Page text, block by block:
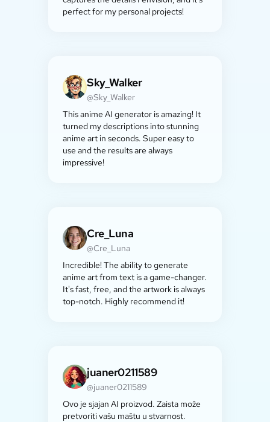
perfect for my personal projects!
Sky_Walker
@Sky_Walker
This anime AI generator is amazing! It
turned my descriptions into stunning
anime art in seconds. Super easy to
use and the results are always
impressive!
Cre_Luna
@Cre_Luna
Incredible! The ability to generate
anime art from text is a game-changer.
It's fast, free, and the artwork is always
top-notch. Highly recommend it!
juaner0211589
@juaner0211589
Ovo je sjajan AI proizvod. Zaista može
pretvoriti vašu maštu u stvarnost.